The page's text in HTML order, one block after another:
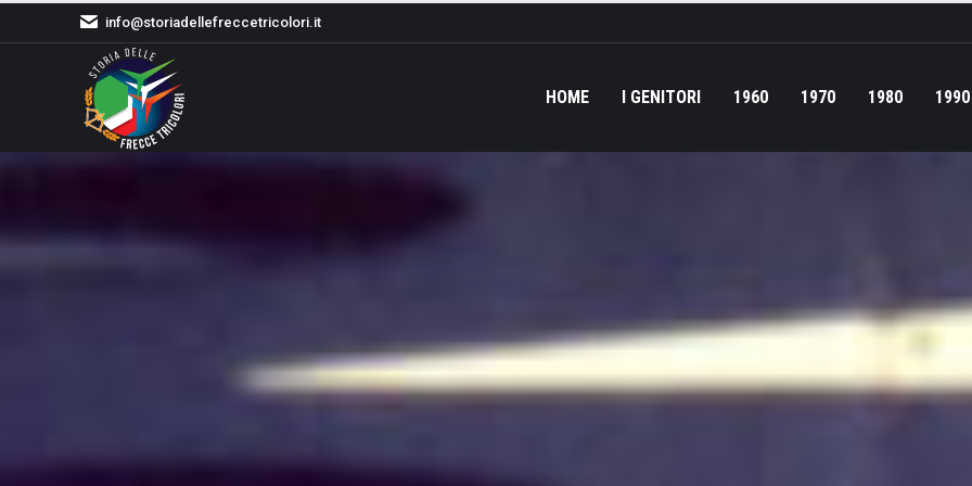
info@storiadellefreccetricolori.it
HOME I GENITORI 1960 1970 1980 1990